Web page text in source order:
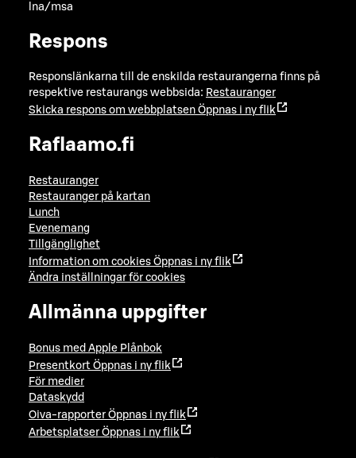
lna/msa
Respons
Responslänkarna till de enskilda restaurangerna finns på
respektive restaurangs webbsida: Restauranger
Skicka respons om webbplatsen Öppnas i ny flik
Raflaamo.fi
Restauranger
Restauranger på kartan
Lunch
Evenemang
Tillgänglighet
Information om cookies Öppnas i ny flik
Ändra inställningar för cookies
Allmänna uppgifter
Bonus med Apple Plånbok
Presentkort Öppnas i ny flik
För medier
Dataskydd
Oiva-rapporter Öppnas i ny flik
Arbetsplatser Öppnas i ny flik